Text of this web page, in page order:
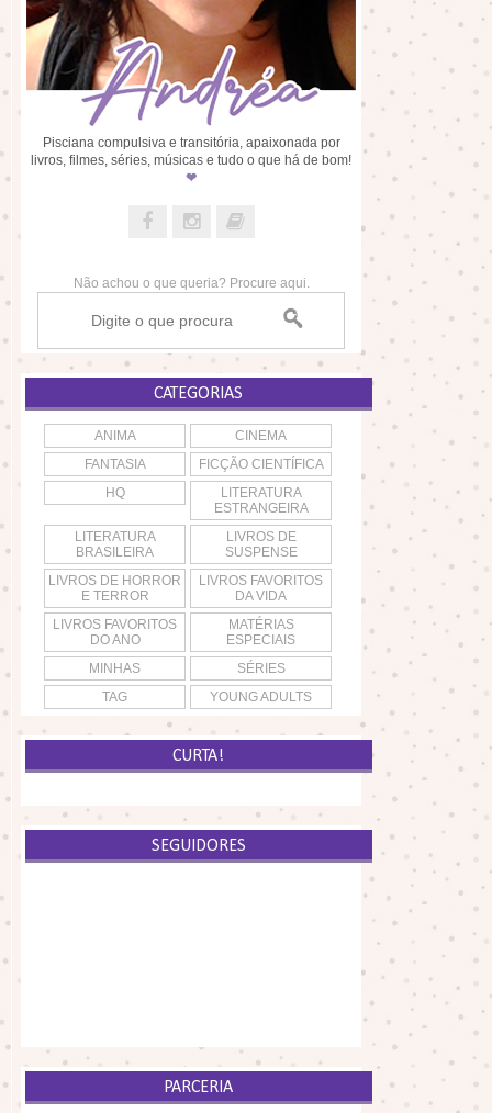
Pisciana compulsiva e transitória, apaixonada por
livros, filmes, séries, músicas e tudo o que há de bom!
❤
Não achou o que queria? Procure aqui.
CATEGORIAS
ANIMA
CINEMA
FANTASIA
FICÇÃO CIENTÍFICA
HQ
LITERATURA
ESTRANGEIRA
LITERATURA
BRASILEIRA
LIVROS DE
SUSPENSE
LIVROS DE HORROR
E TERROR
LIVROS FAVORITOS
DA VIDA
LIVROS FAVORITOS
DO ANO
MATÉRIAS
ESPECIAIS
MINHAS
SÉRIES
TAG
YOUNG ADULTS
CURTA!
SEGUIDORES
PARCERIA